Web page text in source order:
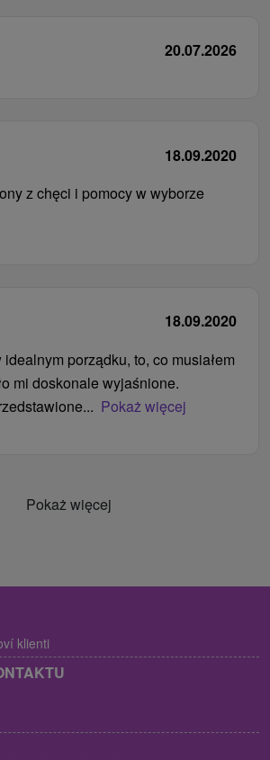
20.07.2026
18.09.2020
z chęci i pomocy w wyborze
18.09.2020
porządku, to, co musiałem
mi doskonale wyjaśnione.
Pokaż więcej
Pokaż więcej
klienti